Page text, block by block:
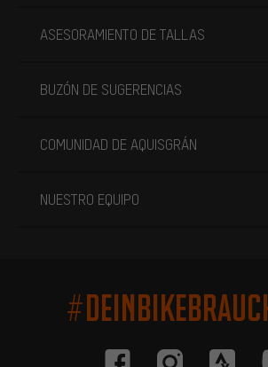
ASESORAMIENTO DE TALLAS
BUZÓN DE SUGERENCIAS
COMUNIDAD DE AQUISGRÁN
NUESTRO EQUIPO